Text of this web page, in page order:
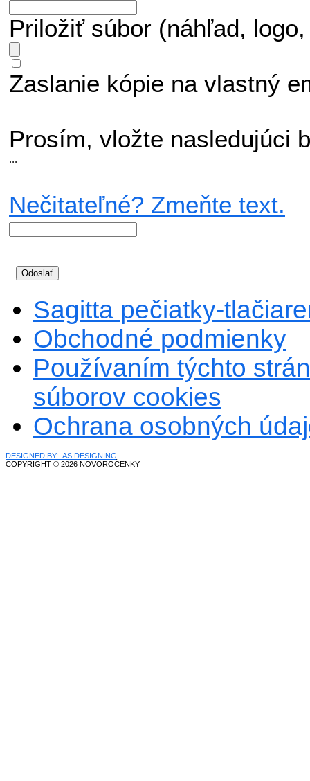
Priložiť súbor (náhľad,
Zaslanie kópie na vlastný
Prosím, vložte nasledujúci
...
Nečitateľné? Zmeňte text.
Sagitta pečiatky-
Obchodné podmienky
Používaním týchto
súborov cookies
Ochrana osobných
DESIGNED BY: AS DESIGNING
COPYRIGHT © 2026 NOVOROČENKY